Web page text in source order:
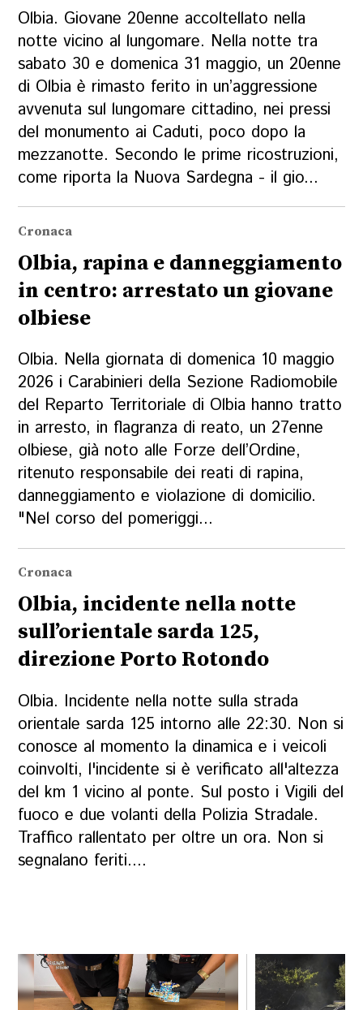
Olbia. Giovane 20enne accoltellato nella
notte vicino al lungomare. Nella notte tra
sabato 30 e domenica 31 maggio, un 20enne
di Olbia è rimasto ferito in un’aggressione
avvenuta sul lungomare cittadino, nei pressi
del monumento ai Caduti, poco dopo la
mezzanotte. Secondo le prime ricostruzioni,
come riporta la Nuova Sardegna - il gio...
Cronaca
Olbia, rapina e danneggiamento
in centro: arrestato un giovane
olbiese
Olbia. Nella giornata di domenica 10 maggio
2026 i Carabinieri della Sezione Radiomobile
del Reparto Territoriale di Olbia hanno tratto
in arresto, in flagranza di reato, un 27enne
olbiese, già noto alle Forze dell’Ordine,
ritenuto responsabile dei reati di rapina,
danneggiamento e violazione di domicilio.
"Nel corso del pomeriggi...
Cronaca
Olbia, incidente nella notte
sull’orientale sarda 125,
direzione Porto Rotondo
Olbia. Incidente nella notte sulla strada
orientale sarda 125 intorno alle 22:30. Non si
conosce al momento la dinamica e i veicoli
coinvolti, l'incidente si è verificato all'altezza
del km 1 vicino al ponte. Sul posto i Vigili del
fuoco e due volanti della Polizia Stradale.
Traffico rallentato per oltre un ora. Non si
segnalano feriti....